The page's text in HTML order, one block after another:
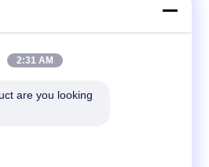
2:31 AM
are you looking